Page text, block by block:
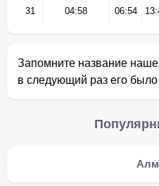
31 04:58 06:54
Запомните название
в следующий раз его было